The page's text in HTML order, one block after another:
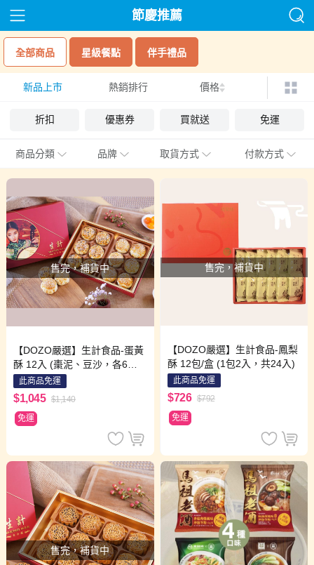
節慶推薦
全部商品 星級餐點 伴手禮品
新品上市 熱銷排行 價格
折扣 優惠券 買就送 免運
商品分類 品牌 取貨方式 付款方式
售完，補貨中
【DOZO嚴選】生計食品-蛋黃
酥 12入 (棗泥、豆沙，各6入)
(限配送台北市)
此商品免運
$1,045 $1,140
免運
售完，補貨中
【DOZO嚴選】生計食品-鳳梨
酥 12包/盒 (1包2入，共24入)
此商品免運
$726 $792
免運
售完，補貨中